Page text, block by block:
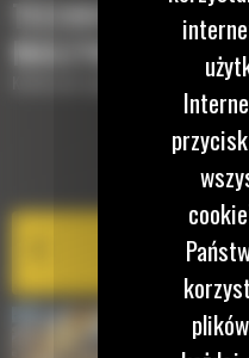
TECHNOLOGIE,
MASZYNĘ
Krótki opis wyposażenia lub